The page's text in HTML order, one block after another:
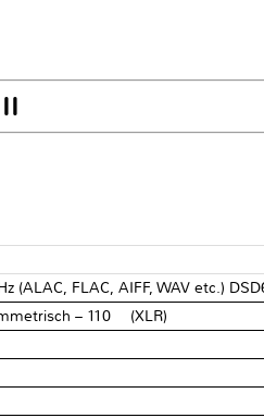
(ALAC, FLAC, AIFF, WAV etc.)
– 110 Ω (XLR)